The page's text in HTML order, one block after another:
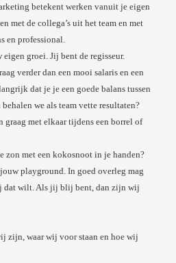
betekent werken vanuit je eigen
met de collega’s uit het team en met
en professional.
groei. Jij bent de regisseur.
verder dan een mooi salaris en een
dat je je een goede balans tussen
we als team vette resultaten?
graag met elkaar tijdens een borrel of
met een kokosnoot in je handen?
playground. In goed overleg mag
dat wilt. Als jij blij bent, dan zijn wij
zijn, waar wij voor staan en hoe wij